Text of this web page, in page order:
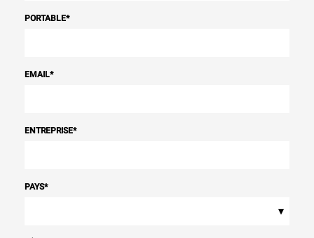
PORTABLE*
EMAIL*
ENTREPRISE*
PAYS*
▾